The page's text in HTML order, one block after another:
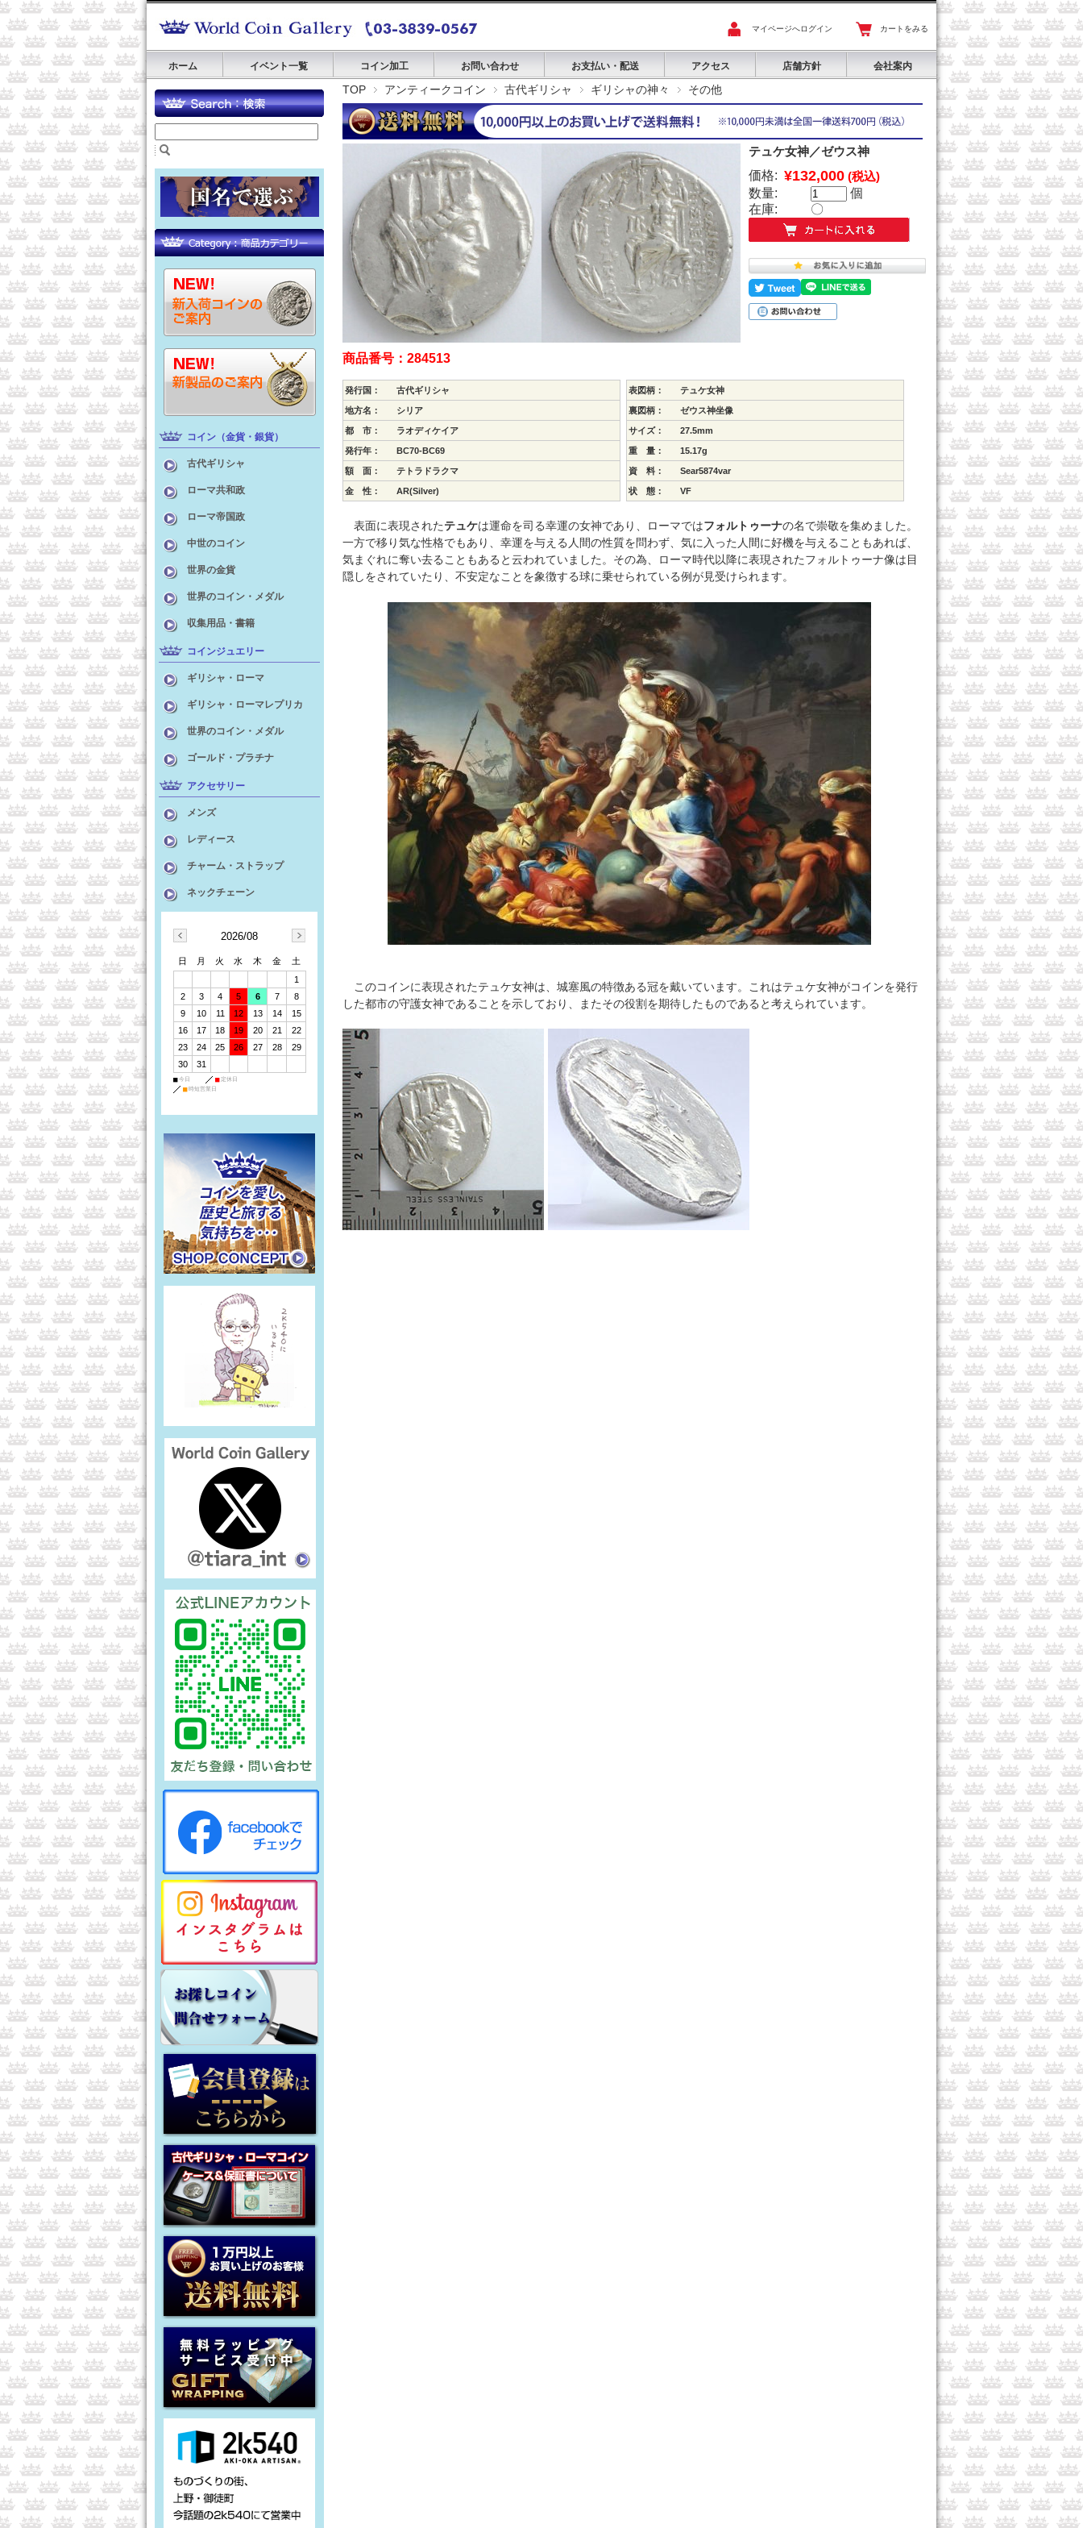
マイページへログイン カートをみる
ホーム イベント一覧 コイン加工 お問い合わせ お支払い・配送 アクセス 店舗方針 会社案内
TOP アンティークコイン 古代ギリシャ ギリシャの神々 その他
テュケ女神／ゼウス神
価格: ¥132,000 (税込)
数量:
個
在庫:
〇
商品番号：284513
発行国： 古代ギリシャ
地方名： シリア
都 市： ラオディケイア
発行年： BC70-BC69
額 面： テトラドラクマ
金 性： AR(Silver)
表図柄： テュケ女神
裏図柄： ゼウス神坐像
サイズ： 27.5mm
重 量： 15.17g
資 料： Sear5874var
状 態： VF
表面に表現された テュケは運命を司る幸運の女神であり、ローマではフォルトゥーナの名で崇敬を集めました。
一方で移り気な性格でもあり、幸運を与える人間の性質を問わず、気に入った人間に好機を与えることもあれば、
気まぐれに奪い去ることもあると云われていました。その為、ローマ時代以降に表現されたフォルトゥーナ像は目
隠しをされていたり、不安定なことを象徴する球に乗せられている例が見受けられます。
このコインに表現されたテュケ女神は、城塞風の特徴ある冠を戴いています。これはテュケ女神がコインを発行
した都市の守護女神であることを示しており、またその役割を期待したものであると考えられています。
コイン（金貨・銀貨）
古代ギリシャ
ローマ共和政
ローマ帝国政
中世のコイン
世界の金貨
世界のコイン・メダル
収集用品・書籍
コインジュエリー
ギリシャ・ローマ
ギリシャ・ローマレプリカ
世界のコイン・メダル
ゴールド・プラチナ
アクセサリー
メンズ
レディース
チャーム・ストラップ
ネックチェーン
2026/08
日 月 火 水 木 金
土
1
2
3 4 5 6 7
8
9
10 11 12 13 14
15
16
17 18 19 20 21
22
23
24 25 26 27 28
29
30
31
■ 今日 ■ 定休日
■ 時短営業日